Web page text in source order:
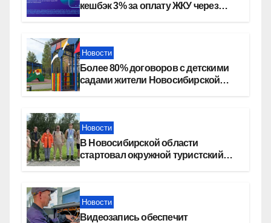
кешбэк 3% за оплату ЖКУ через
Новости
Более 80% договоров с детскими
садами жители Новосибирской
Новости
В Новосибирской области
стартовал окружной туристский
Новости
Видеозапись обеспечит